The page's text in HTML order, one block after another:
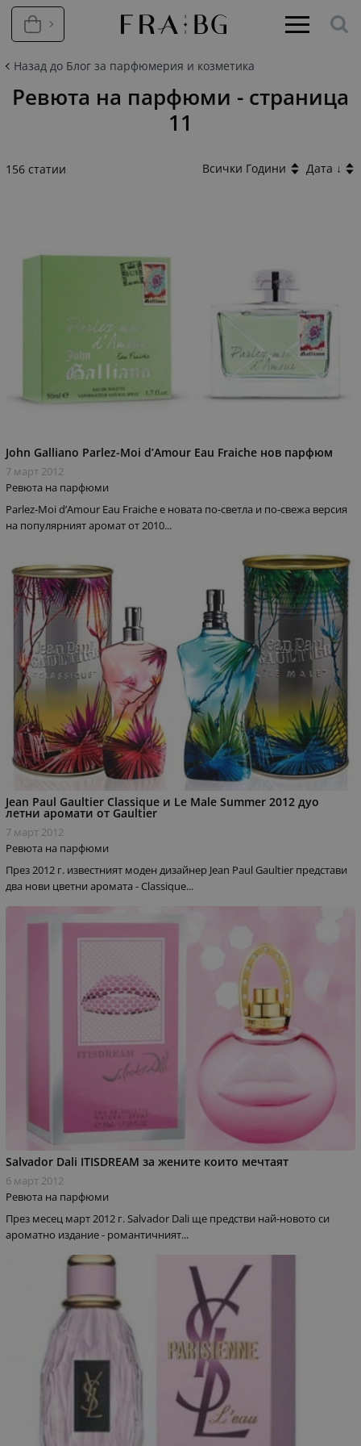
Назад до Блог за парфюмерия и козметика
Ревюта на парфюми - страница
11
156 статии Всички Години Дата ↓
John Galliano Parlez-Moi d’Amour Eau Fraiche нов парфюм
7 март 2012
Ревюта на парфюми
Parlez-Moi d’Amour Eau Fraiche e новата по-светла и по-свежа версия
на популярният аромат от 2010...
Jean Paul Gaultier Classique и Le Male Summer 2012 дуо
летни аромати от Gaultier
7 март 2012
Ревюта на парфюми
През 2012 г. известният моден дизайнер Jean Paul Gaultier представи
два нови цветни аромата - Classique...
Salvador Dali ITISDREAM за жените които мечтаят
6 март 2012
Ревюта на парфюми
През месец март 2012 г. Salvador Dali ще предстви най-новото си
ароматно издание - романтичният...